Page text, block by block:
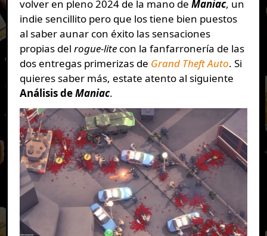
volver en pleno 2024 de la mano de Maniac, un
indie sencillito pero que los tiene bien puestos
al saber aunar con éxito las sensaciones
propias del rogue-litecon la fanfarronería de las
dos entregas primerizas de Grand Theft Auto. Si
quieres saber más, estate atento al siguiente
Análisis deManiac.